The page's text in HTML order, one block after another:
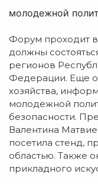
молодежной
Форум проходит
должны
регионов
Федерации. Еще
хозяйства,
молодежной
безопасности.
Валентина
посетила стенд,
областью. Также
прикладного